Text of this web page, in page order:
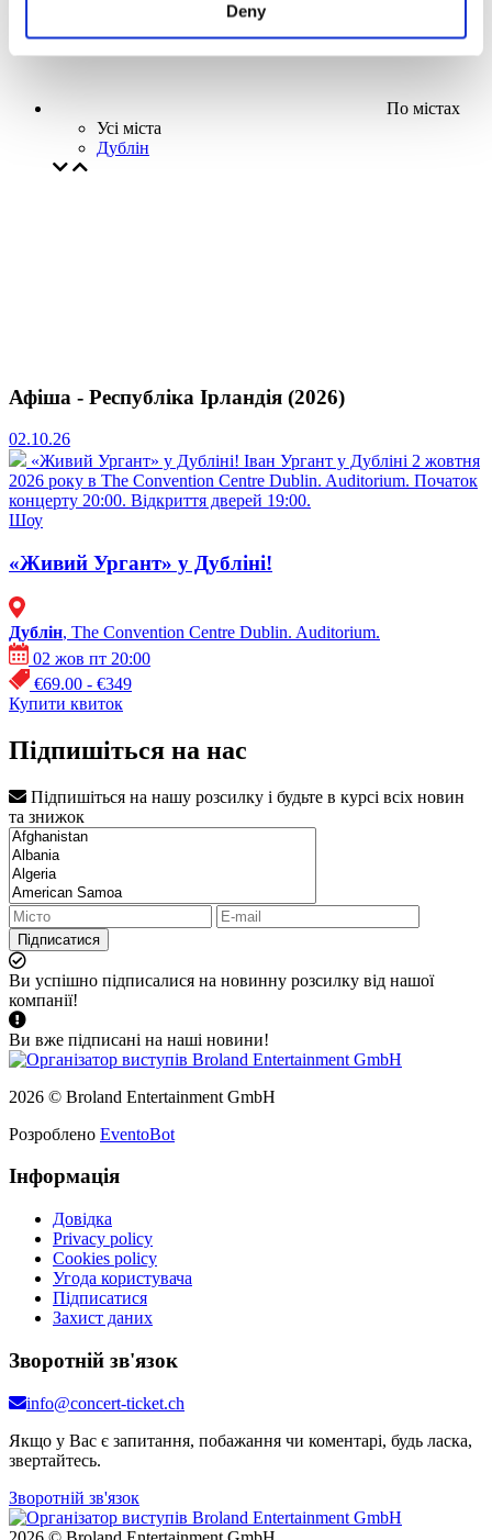
Deny
По містах
Усі міста
Дублін
Афіша - Республіка Ірландія (2026)
02.10.26
«Живий Ургант» у Дубліні! Іван Ургант у Дубліні 2 жовтня
2026 року в The Convention Centre Dublin. Auditorium. Початок
концерту 20:00. Відкриття дверей 19:00.
Шоу
«Живий Ургант» у Дубліні!
Дублін, The Convention Centre Dublin. Auditorium.
02 жов пт 20:00
€69.00 - €349
Купити квиток
Підпишіться на нас
Підпишіться на нашу розсилку і будьте в курсі всіх новин
та знижок
Підписатися
Ви успішно підписалися на новинну розсилку від нашої
компанії!
Ви вже підписані на наші новини!
2026 © Broland Entertainment GmbH
Розроблено EventoBot
Інформація
Довідка
Privacy policy
Cookies policy
Угода користувача
Підписатися
Захист даних
Зворотній зв'язок
info@concert-ticket.ch
Якщо у Вас є запитання, побажання чи коментарі, будь ласка,
звертайтесь.
Зворотній зв'язок